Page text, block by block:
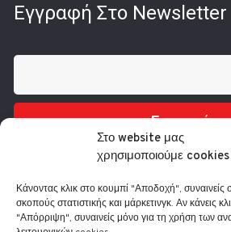
Στο website μας
χρησιμοποιούμε cookies
Κάνοντας κλικ στο κουμπί "Αποδοχή",
σκοπούς στατιστικής και μάρκετινγκ. Αν κάνεις
"Απόρριψη", συναινείς μόνο για τη χρήση των
Εγγραφή Στο Newsletter
Εγγραφή